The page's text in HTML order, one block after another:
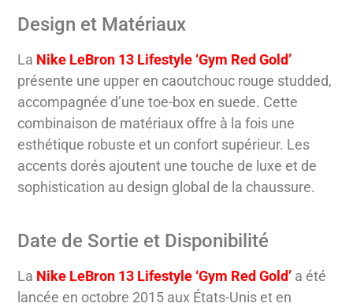
Design et Matériaux
La Nike LeBron 13 Lifestyle ‘Gym Red Gold’
présente une upper en caoutchouc rouge studded,
accompagnée d’une toe-box en suede. Cette
combinaison de matériaux offre à la fois une
esthétique robuste et un confort supérieur. Les
accents dorés ajoutent une touche de luxe et de
sophistication au design global de la chaussure.
Date de Sortie et Disponibilité
La Nike LeBron 13 Lifestyle ‘Gym Red Gold’ a été
lancée en octobre 2015 aux États-Unis et en